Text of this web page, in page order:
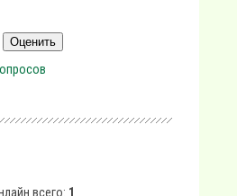
всего: 1